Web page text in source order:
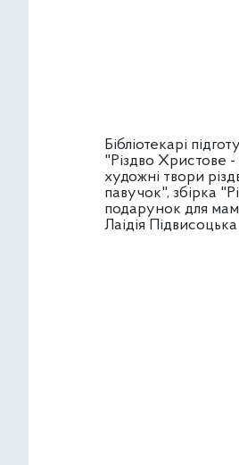
Бібліотекарі
"Різдво Христове -
художні твори
павучок", збірка
подарунок для
Лаідія